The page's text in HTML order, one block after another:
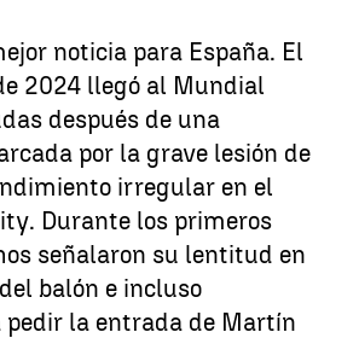
noticia para España. El
2024 llegó al Mundial
después de una
por la grave lesión de
irregular en el
Durante los primeros
señalaron su lentitud en
balón e incluso
pedir la entrada de Martín